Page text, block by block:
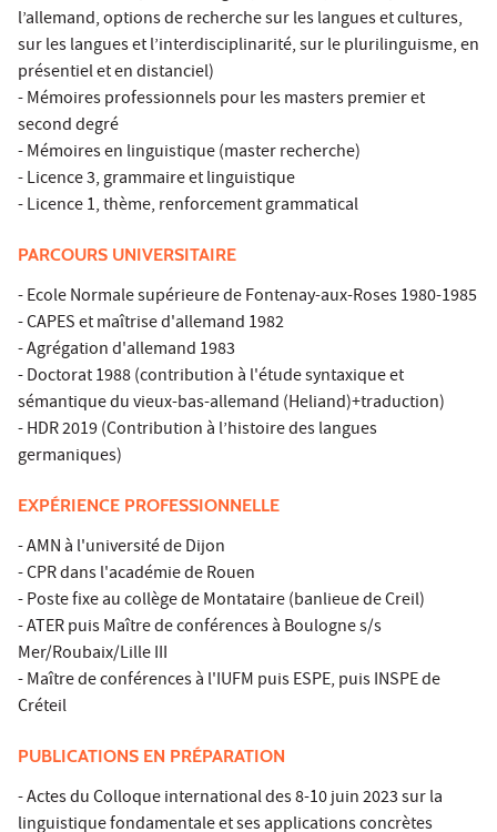
l’allemand, options de recherche sur les langues et cultures,
sur les langues et l’interdisciplinarité, sur le plurilinguisme, en
présentiel et en distanciel)
- Mémoires professionnels pour les masters premier et
second degré
- Mémoires en linguistique (master recherche)
- Licence 3, grammaire et linguistique
- Licence 1, thème, renforcement grammatical
PARCOURS UNIVERSITAIRE
- Ecole Normale supérieure de Fontenay-aux-Roses 1980-1985
- CAPES et maîtrise d'allemand 1982
- Agrégation d'allemand 1983
- Doctorat 1988 (contribution à l'étude syntaxique et
sémantique du vieux-bas-allemand (Heliand)+traduction)
- HDR 2019 (Contribution à l’histoire des langues
germaniques)
EXPÉRIENCE PROFESSIONNELLE
- AMN à l'université de Dijon
- CPR dans l'académie de Rouen
- Poste fixe au collège de Montataire (banlieue de Creil)
- ATER puis Maître de conférences à Boulogne s/s
Mer/Roubaix/Lille III
- Maître de conférences à l'IUFM puis ESPE, puis INSPE de
Créteil
PUBLICATIONS EN PRÉPARATION
- Actes du Colloque international des 8-10 juin 2023 sur la
linguistique fondamentale et ses applications concrètes